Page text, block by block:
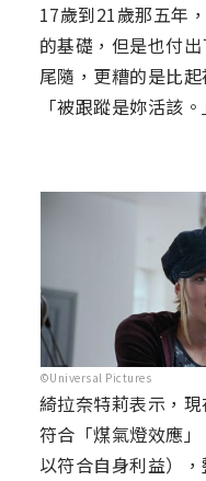
17歲到21歲那五年
的基礎，但是也付
尾隨，更糟的是比
「被跟蹤是妳活該。
©Universal Pictures
綺拉奈特莉表示，
符合「煤氣燈效應
以符合自身利益）